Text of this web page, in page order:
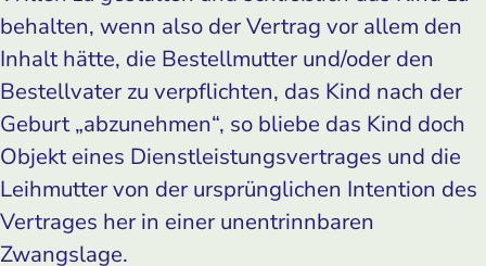
behalten, wenn also der Vertrag vor allem den
Inhalt hätte, die Bestellmutter und/oder den
Bestellvater zu verpflichten, das Kind nach der
Geburt „abzunehmen“, so bliebe das Kind doch
Objekt eines Dienstleistungsvertrages und die
Leihmutter von der ursprünglichen Intention des
Vertrages her in einer unentrinnbaren
Zwangslage.